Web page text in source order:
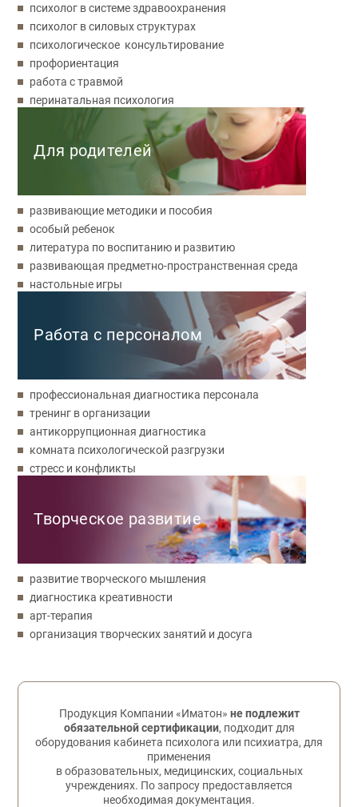
психолог в системе здравоохранения
психолог в силовых структурах
психологическое консультирование
профориентация
работа с травмой
перинатальная психология
Для родителей
развивающие методики и пособия
особый ребенок
литература по воспитанию и развитию
развивающая предметно-пространственная среда
настольные игры
Работа с персоналом
профессиональная диагностика персонала
тренинг в организации
антикоррупционная диагностика
комната психологической разгрузки
стресс и конфликты
Творческое развитие
развитие творческого мышления
диагностика креативности
арт-терапия
организация творческих занятий и досуга
Обратная связь
Продукция Компании «Иматон» не подлежит
обязательной сертификации, подходит для
оборудования кабинета психолога или психиатра, для
применения
в образовательных, медицинских, социальных
учреждениях. По запросу предоставляется
необходимая документация.